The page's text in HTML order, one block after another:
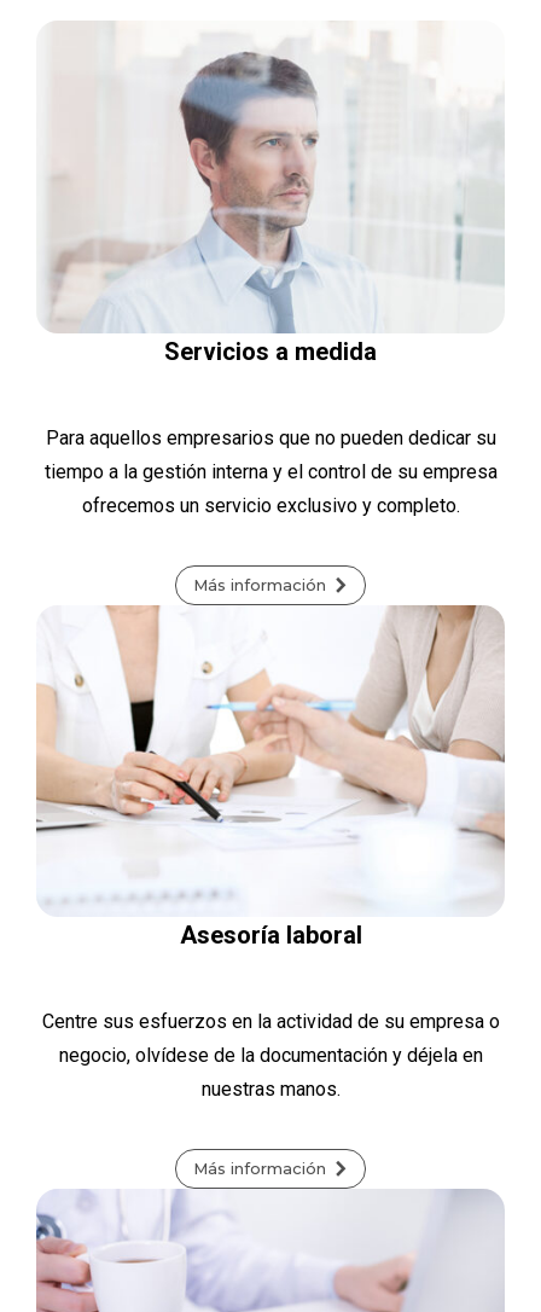
Servicios a medida
Para aquellos empresarios que no pueden dedicar su
tiempo a la gestión interna y el control de su empresa
ofrecemos un servicio exclusivo y completo.
Más información
Asesoría laboral
Centre sus esfuerzos en la actividad de su empresa o
negocio, olvídese de la documentación y déjela en
nuestras manos.
Más información